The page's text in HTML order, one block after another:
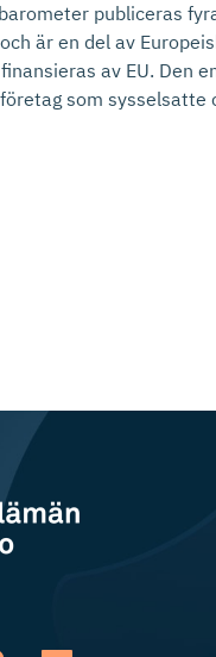
publiceras
är en del av
av EU. Den
som